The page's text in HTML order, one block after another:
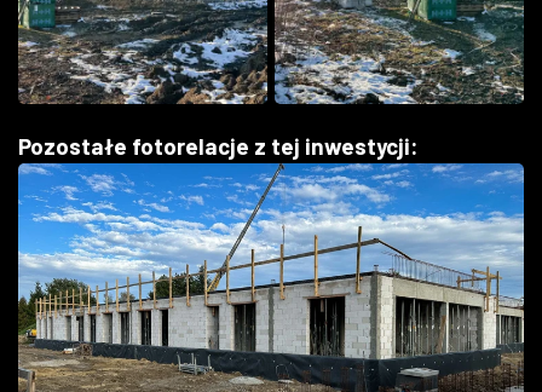
Pozostałe fotorelacje z tej inwestycji: